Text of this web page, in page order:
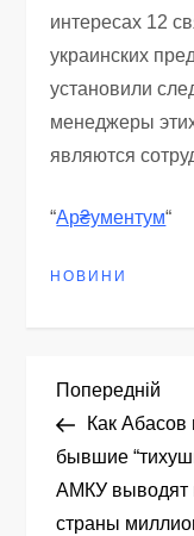
интересах 12
украинских
установили
менеджеры
являются
“Ар₴ументум“
НОВИНИ
Н
а
в
Попередній
запис
Попередній
Как Абасов
бывшие
АМКУ выводят
страны